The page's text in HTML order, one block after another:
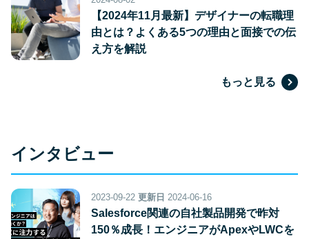
【2024年11月最新】デザイナーの転職理
由とは？よくある5つの理由と面接での伝
え方を解説
もっと見る
インタビュー
2023-09-22 更新日 2024-06-16
Salesforce関連の自社製品開発で昨対
150％成長！エンジニアがApexやLWCを